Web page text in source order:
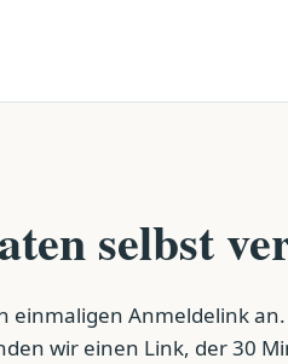
selbst
einmaligen Anmeldelink
wir einen Link, der 30